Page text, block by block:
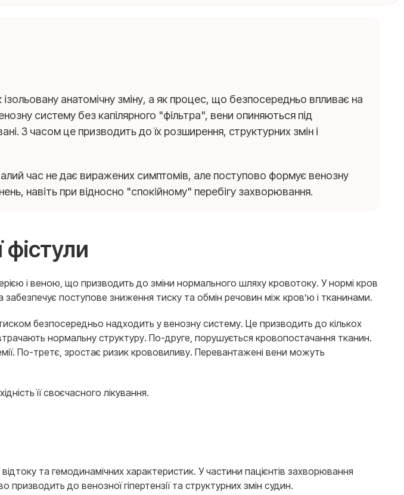
ізольовану анатомічну зміну, а як процес, що безпосередньо впливає на
систему без капілярного "фільтра", вени опиняються під
З часом це призводить до їх розширення, структурних змін і
час не дає виражених симптомів, але поступово формує венозну
навіть при відносно "спокійному" перебігу захворювання.
і веною, що призводить до зміни нормального шляху кровотоку. У нормі кров
забезпечує поступове зниження тиску та обмін речовин між кров’ю і тканинами.
безпосередньо надходить у венозну систему. Це призводить до кількох
нормальну структуру. По-друге, порушується кровопостачання тканин.
По-третє, зростає ризик крововиливу. Перевантажені вени можуть
її своєчасного лікування.
відтоку та гемодинамічних характеристик. У частини пацієнтів захворювання
до венозної гіпертензії та структурних змін судин.